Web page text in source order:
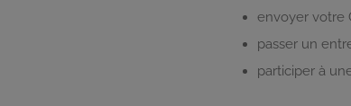
envoyer votre
passer un
participer à